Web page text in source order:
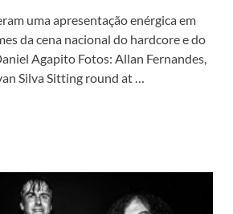
uma apresentação enérgica em
da cena nacional do hardcore e do
Agapito Fotos: Allan Fernandes,
Silva Sitting round at …